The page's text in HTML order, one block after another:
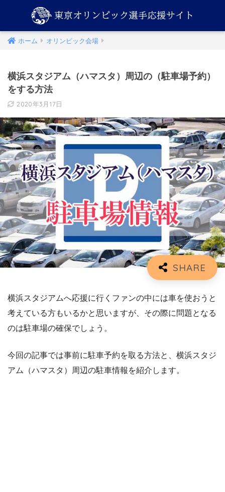
ホーム オリンピック会場
横浜スタジアム（ハマスタ）周辺の（駐車場予約）
をする方法
2020年3月17日
横浜スタジアムへ応援に行くファンの中には車を使おうと
考えている方もいるかと思いますが、その際に問題となる
のは駐車場の確保でしょう。
今回の記事では事前に駐車予約を取る方法と、横浜スタジ
アム（ハマスタ）周辺の駐車情報を紹介します。